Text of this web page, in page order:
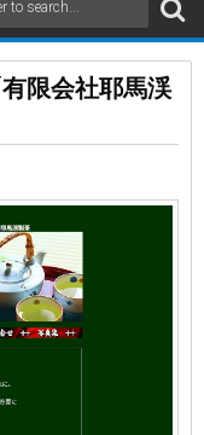
限会社耶馬渓